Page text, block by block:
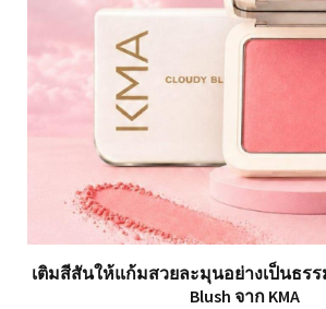
เติมสีสันให้แก้มสวยละมุนอย่างเป็นธรร
Blush จาก KMA